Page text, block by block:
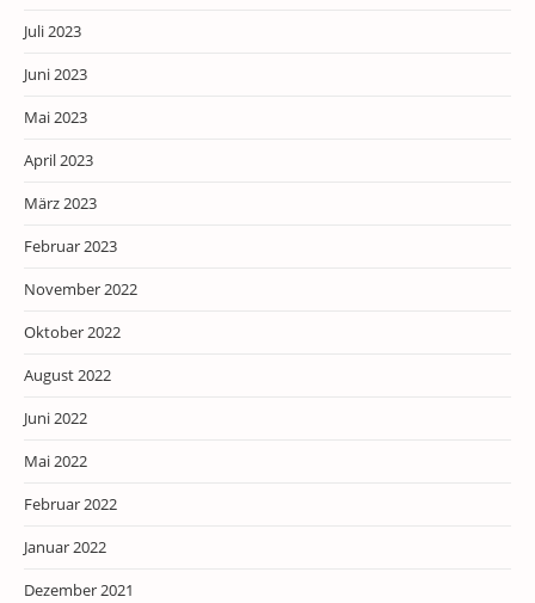
Juli 2023
Juni 2023
Mai 2023
April 2023
März 2023
Februar 2023
November 2022
Oktober 2022
August 2022
Juni 2022
Mai 2022
Februar 2022
Januar 2022
Dezember 2021